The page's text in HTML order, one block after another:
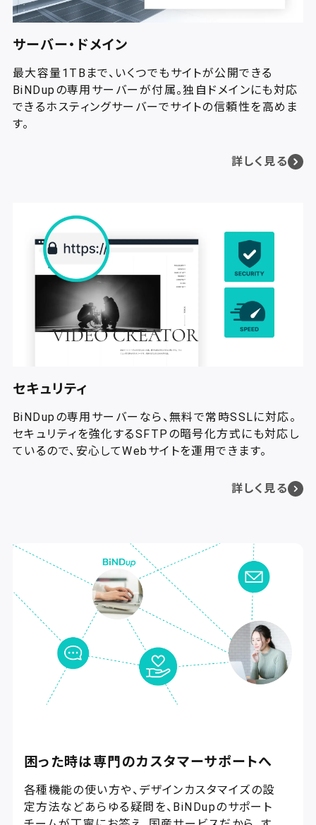
サーバー・ドメイン
最大容量1TBまで、いくつでもサイトが公開できる
BiNDupの専用サーバーが付属。独自ドメインにも対応
できるホスティングサーバーでサイトの信頼性を高めま
す。
詳しく見る
セキュリティ
BiNDupの専用サーバーなら、無料で常時SSLに対応。
セキュリティを強化するSFTPの暗号化方式にも対応し
ているので、安心してWebサイトを運用できます。
詳しく見る
困った時は専門のカスタマーサポートへ
各種機能の使い方や、デザインカスタマイズの設
定方法などあらゆる疑問を、BiNDupのサポート